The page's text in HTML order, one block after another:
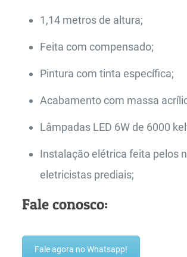
1,14 metros de altura;
Feita com compensado;
Pintura com tinta específica;
Acabamento com massa
Lâmpadas LED 6W de 6000
Instalação elétrica feita pelos
eletricistas prediais;
Fale conosco:
Fale agora no Whatsapp!